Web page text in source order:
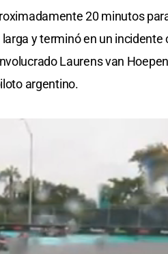
20 minutos
y terminó en un
Laurens van
argentino.